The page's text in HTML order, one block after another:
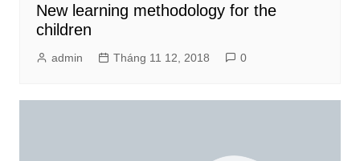
New learning methodology for the
children
admin Tháng 11 12, 2018 0